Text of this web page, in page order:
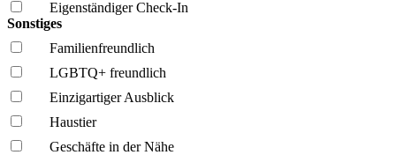
Eigenständiger Check-In
Sonstiges
Familien­freundlich
LGBTQ+ freundlich
Einzigartiger Ausblick
Haustier
Geschäfte in der Nähe